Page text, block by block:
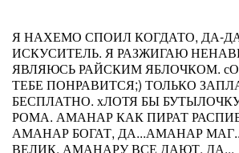
Я НАХЕМО СПОИЛ КОГДАТО, ДА-
ИСКУСИТЕЛЬ. Я РАЗЖИГАЮ
ЯВЛЯЮСЬ РАЙСКИМ ЯБЛОЧКОМ.
ТЕБЕ ПОНРАВИТСЯ;) ТОЛЬКО
БЕСПЛАТНО. хЛОТЯ БЫ
РОМА. АМАНАР КАК ПИРАТ
АМАНАР БОГАТ, ДА...АМАНАР
ВЕЛИК. АМАНАРУ ВСЕ ДАЮТ. ДА...